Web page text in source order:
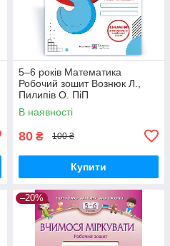
5–6 років Математика
Робочий зошит Вознюк Л.,
Пилипів О. ПіП
В наявності
80 ₴ 100 ₴
Купити
–20%